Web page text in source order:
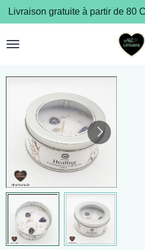
Passer
au
contenu
Livraison gratuite à partir de 80